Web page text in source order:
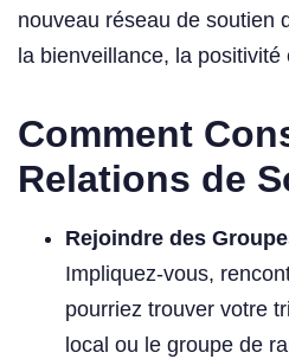
nouveau réseau de soutien
la bienveillance, la
Comment
Relations de
Rejoindre des
Impliquez-vous,
pourriez trouver votre
local ou le groupe de